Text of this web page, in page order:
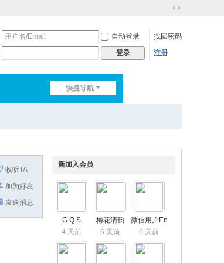
到
自动登录
找回密码
登录 注册
快捷导航
新加入会员
G.Q.S
4 天前
梅花清韵
6 天前
微信用户En
6 天前
收听TA
加为好友
发送消息